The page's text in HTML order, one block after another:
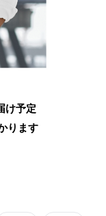
け予定
ります